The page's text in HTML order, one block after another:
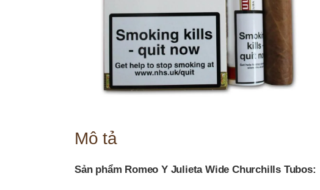
Mô tả
Sản phẩm Romeo Y Julieta Wide Churchills Tubos: